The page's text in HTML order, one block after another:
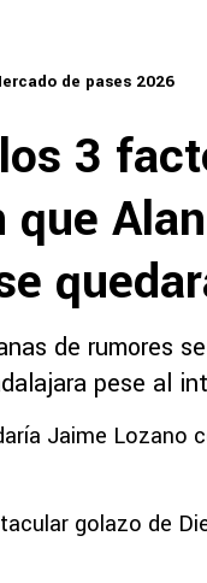
de pases 2026
3
que
de rumores
pese al
Jaime Lozano
golazo de